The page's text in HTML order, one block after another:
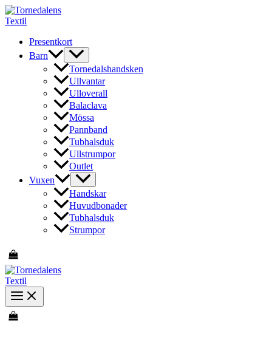
Hoppa
till
Presentkort
Barn
Tornedalshandsken
Ullvantar
Ulloverall
Balaclava
Mössa
Pannband
Tubhalsduk
Ullstrumpor
Outlet
Vuxen
Handskar
Huvudbonader
Tubhalsduk
Strumpor